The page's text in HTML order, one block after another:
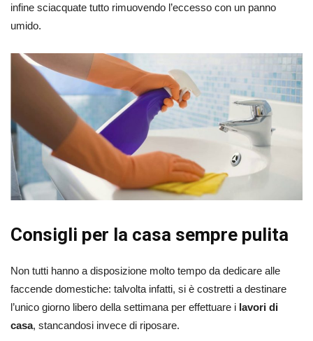
infine sciacquate tutto rimuovendo l’eccesso con un panno
umido.
Consigli per la casa sempre pulita
Non tutti hanno a disposizione molto tempo da dedicare alle
faccende domestiche: talvolta infatti, si è costretti a destinare
l’unico giorno libero della settimana per effettuare i lavori di
casa, stancandosi invece di riposare.